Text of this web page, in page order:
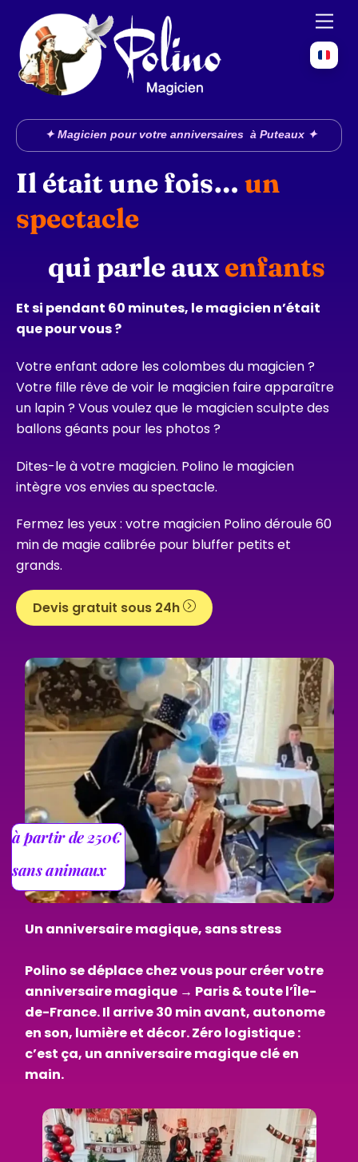
content
✦ Magicien pour votre anniversaires à Puteaux ✦
Il était une fois… un
spectacle
qui parle auxenfants
Et si pendant 60 minutes, le magicien n’était
que pour vous ?
Votre enfant adore les colombes du magicien ?
Votre fille rêve de voir le magicien faire apparaître
un lapin ? Vous voulez que le magicien sculpte des
ballons géants pour les photos ?
Dites-le à votre magicien. Polino le magicien
intègre vos envies au spectacle.
Fermez les yeux : votre magicien Polino déroule 60
min de magie calibrée pour bluffer petits et
grands.
Devis gratuit sous 24h
à partir de 250€
sans animaux
Un anniversaire magique, sans stress
Polino se déplace chez vous pour créer votre
anniversaire magique → Paris & toute l’Île-
de-France. Il arrive 30 min avant, autonome
en son, lumière et décor. Zéro logistique :
c’est ça, un anniversaire magique clé en
main.